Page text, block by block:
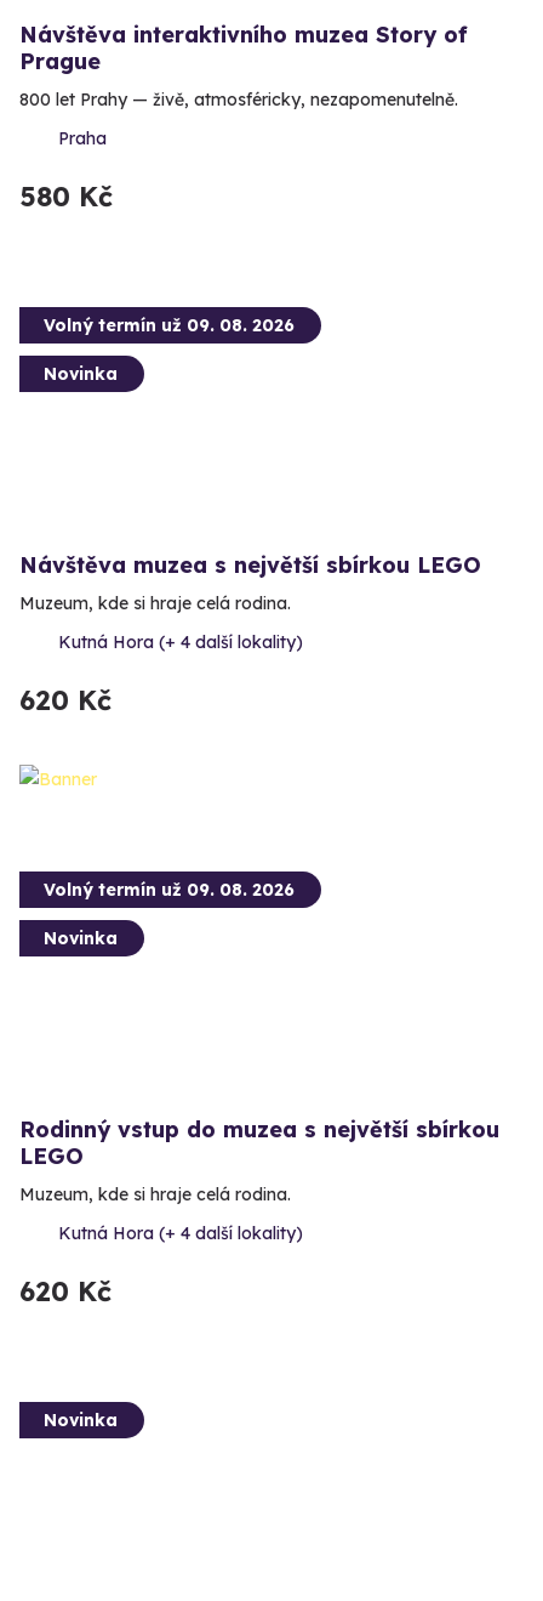
Návštěva interaktivního muzea Story of
Prague
800 let Prahy — živě, atmosféricky, nezapomenutelně.
Praha
580 Kč
Volný termín už 09. 08. 2026
Novinka
Návštěva muzea s největší sbírkou LEGO
Muzeum, kde si hraje celá rodina.
Kutná Hora (+ 4 další lokality)
620 Kč
Volný termín už 09. 08. 2026
Novinka
Rodinný vstup do muzea s největší sbírkou
LEGO
Muzeum, kde si hraje celá rodina.
Kutná Hora (+ 4 další lokality)
620 Kč
Novinka